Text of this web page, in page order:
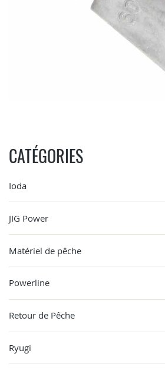
CATÉGORIES
Ioda
JIG Power
Matériel de pêche
Powerline
Retour de Pêche
Ryugi